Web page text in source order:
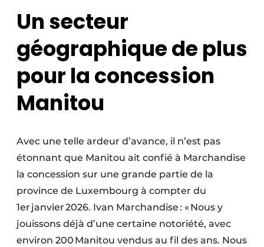
Un secteur
géographique de plus
pour la concession
Manitou
Avec une telle ardeur d’avance, il n’est pas
étonnant que Manitou ait confié à Marchandise
la concession sur une grande partie de la
province de Luxembourg à compter du
1er janvier 2026. Ivan Marchandise : « Nous y
jouissons déjà d’une certaine notoriété, avec
environ 200 Manitou vendus au fil des ans. Nous